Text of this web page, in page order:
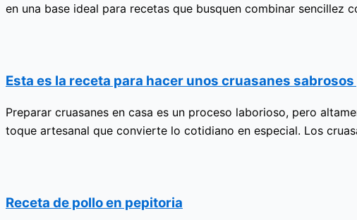
en una base ideal para recetas que busquen combinar sencillez
Esta es la receta para hacer unos cruasanes
Preparar cruasanes en casa es un proceso laborioso, pero
toque artesanal que convierte lo cotidiano en especial. Los
Receta de pollo en pepitoria